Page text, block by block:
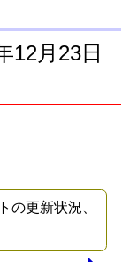
12月23日
の更新状況、